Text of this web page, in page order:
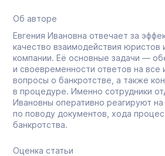
Об авторе
Евгения Ивановна отвечает за
качество взаимодействия юристов
компании. Её основные задачи —
и своевременности ответов на
вопросы о банкротстве, а также
в процедуре. Именно сотрудники
Ивановны оперативно реагируют
по поводу документов, хода
банкротства.
Оценка статьи